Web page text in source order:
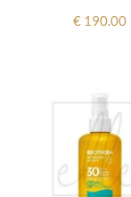
€ 190.00